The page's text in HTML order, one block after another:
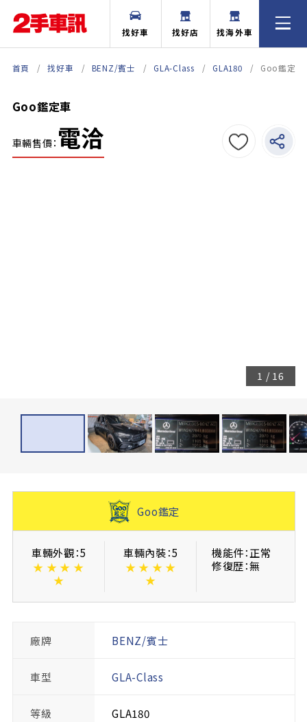
找好車 找好店 找海外車
首頁 找好車 BENZ/賓士 GLA-Class GLA180 Goo鑑定車
Goo鑑定車
車輛售價： 電洽
1 / 16
Goo鑑定
車輛外觀：5
★ ★ ★ ★
★
車輛內裝：5
★ ★ ★ ★
★
機能件：正常
修復歴：無
廠牌 BENZ/賓士
車型 GLA-Class
等級 GLA180